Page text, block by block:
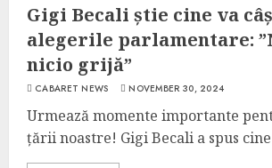
Gigi Becali știe cine va
alegerile parlamentare:
nicio grijă”
CABARET NEWS NOVEMBER 30, 2024
Urmează momente importante
țării noastre! Gigi Becali a spus